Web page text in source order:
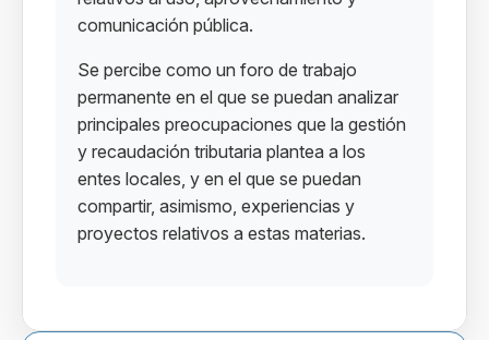
comunicación pública.
Se percibe como un foro de trabajo
permanente en el que se puedan analizar
principales preocupaciones que la gestión
y recaudación tributaria plantea a los
entes locales, y en el que se puedan
compartir, asimismo, experiencias y
proyectos relativos a estas materias.